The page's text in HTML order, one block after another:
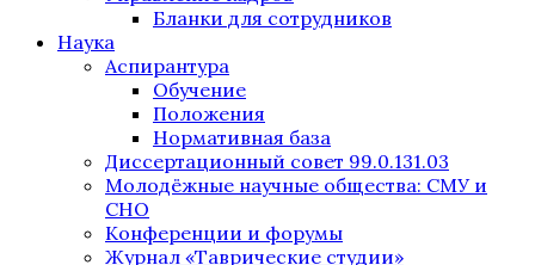
Бланки для сотрудников
Наука
Аспирантура
Обучение
Положения
Нормативная база
Диссертационный совет 99.0.131.03
Молодёжные научные общества: СМУ и
СНО
Конференции и форумы
Журнал «Таврические студии»